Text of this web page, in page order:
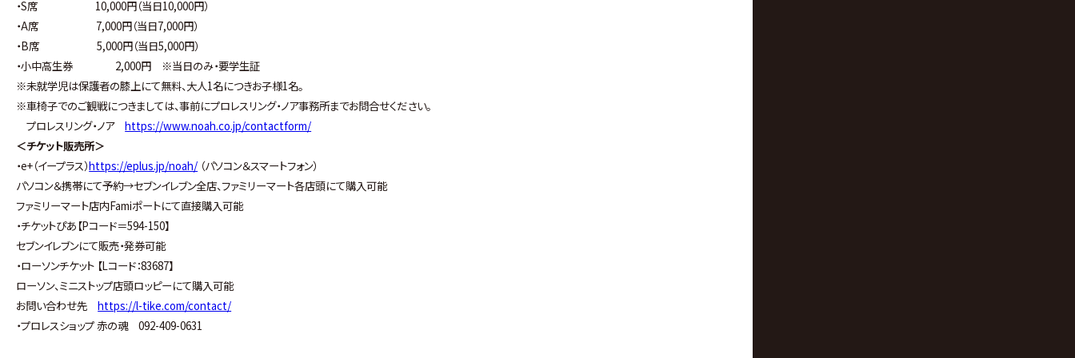
・S席 10,000円（当日10,000円）
・A席 7,000円（当日7,000円）
・B席 5,000円（当日5,000円）
・小中高生券 2,000円 ※当日のみ・要学生証
※未就学児は保護者の膝上にて無料、大人1名につきお子様1名。
※車椅子でのご観戦につきましては、事前にプロレスリング・ノア事務所までお問合せください。
プロレスリング・ノアhttps://www.noah.co.jp/contactform/
＜チケット販売所＞
・e+（イープラス）https://eplus.jp/noah/ （パソコン＆スマートフォン）
パソコン＆携帯にて予約→セブンイレブン全店、ファミリーマート各店頭にて購入可能
ファミリーマート店内Famiポートにて直接購入可能
・チケットぴあ【Pコード＝594-150】
セブンイレブンにて販売・発券可能
・ローソンチケット 【Lコード：83687】
ローソン、ミニストップ店頭ロッピーにて購入可能
お問い合わせ先https://l-tike.com/contact/
・プロレスショップ 赤の魂 092-409-0631